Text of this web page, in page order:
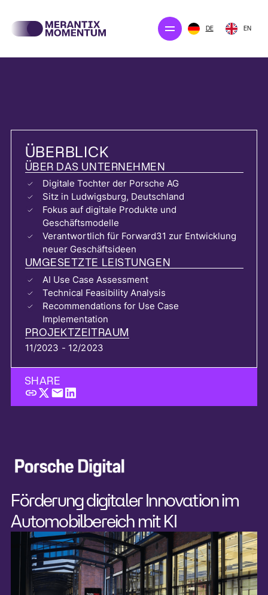
DE EN
Newsroom
KONTAKT AUFNEHMEN
Förderung digitaler Innovation im
Automobilbereich mit KI
ÜBERBLICK
ÜBER DAS UNTERNEHMEN
Digitale Tochter der Porsche AG
Sitz in Ludwigsburg, Deutschland
Fokus auf digitale Produkte und
Geschäftsmodelle
Verantwortlich für Forward31 zur Entwicklung
neuer Geschäftsideen
UMGESETZTE LEISTUNGEN
AI Use Case Assessment
Technical Feasibility Analysis
Recommendations for Use Case
Implementation
PROJEKTZEITRAUM
11/2023 - 12/2023
SHARE